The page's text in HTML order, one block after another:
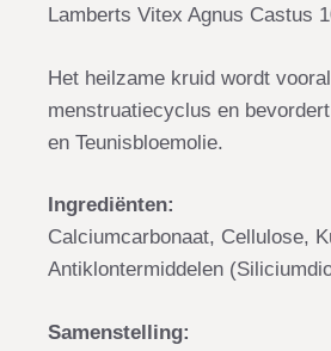
Lamberts Vitex Agnus Castus
Het heilzame kruid wordt
menstruatiecyclus en
en Teunisbloemolie.
Ingrediënten:
Calciumcarbonaat, Cellulose,
Antiklontermiddelen
Samenstelling: